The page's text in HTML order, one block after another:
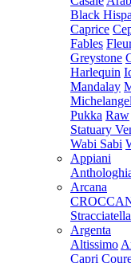
Black
Caprice
Fables
Greystone
Harlequin
Mandalay
Pukka Raw
Statuary
Wabi Sabi
Appiani
Arcana
Stracciatella
Argenta
Altissimo
Capri